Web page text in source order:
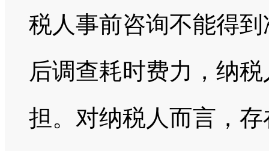
税人事前咨询不能得
后调查耗时费力，纳
担。对纳税人而言，